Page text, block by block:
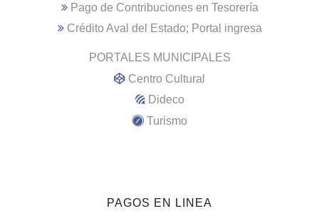
Pago de Contribuciones en Tesorería
Crédito Aval del Estado; Portal ingresa
PORTALES MUNICIPALES
Centro Cultural
Dideco
Turismo
PAGOS EN LINEA